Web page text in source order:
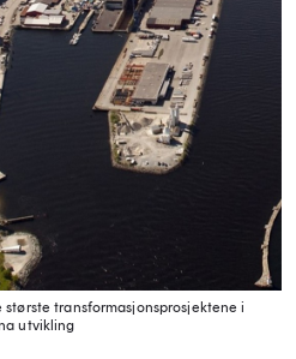
transformasjonsprosjektene i
utvikling